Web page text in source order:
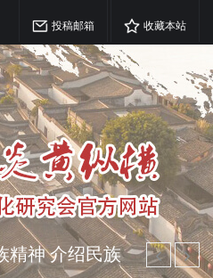
投稿邮箱 收藏本站
精神 介绍民族